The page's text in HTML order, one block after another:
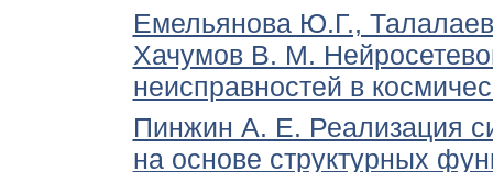
Емельянова Ю.Г.,
Хачумов В. М.
неисправностей в
Пинжин А. Е. Реализация
на основе структурных